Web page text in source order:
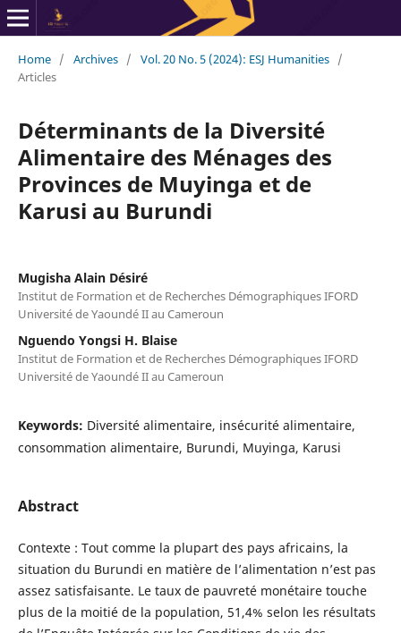
Home / Archives / Vol. 20 No. 5 (2024): ESJ Humanities /
Articles
Déterminants de la Diversité
Alimentaire des Ménages des
Provinces de Muyinga et de
Karusi au Burundi
Mugisha Alain Désiré
Institut de Formation et de Recherches Démographiques IFORD
Université de Yaoundé II au Cameroun
Nguendo Yongsi H. Blaise
Institut de Formation et de Recherches Démographiques IFORD
Université de Yaoundé II au Cameroun
Keywords: Diversité alimentaire, insécurité alimentaire,
consommation alimentaire, Burundi, Muyinga, Karusi
Abstract
Contexte : Tout comme la plupart des pays africains, la
situation du Burundi en matière de l’alimentation n’est pas
assez satisfaisante. Le taux de pauvreté monétaire touche
plus de la moitié de la population, 51,4% selon les résultats